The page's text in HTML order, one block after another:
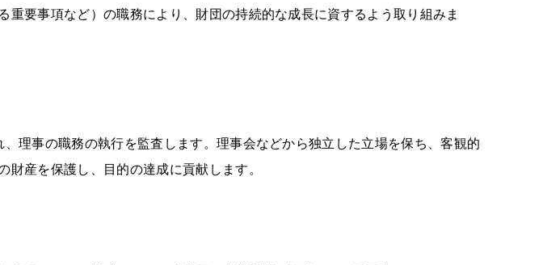
重要事項など）の職務により、財団の持続的な成⾧に資するよう取り組みま
理事の職務の執行を監査します。理事会などから独立した立場を保ち、客観的
財産を保護し、目的の達成に貢献します。